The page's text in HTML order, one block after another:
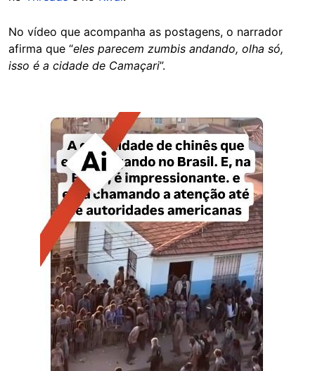
No vídeo que acompanha as postagens, o narrador
afirma que “eles parecem zumbis andando, olha só,
isso é a cidade de Camaçari”.